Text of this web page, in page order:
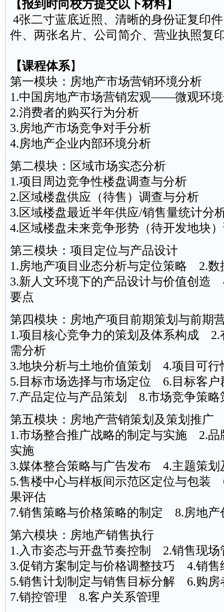
【报到时向校方提交以下材料】
4张二寸蓝底近照、清晰的身份证复印
件、两张名片、公司简介、营业执照复
【课程体系】
第一模块：房地产市场营销环境分析
1.中国房地产市场营销宏观——微观环
2.消费者的购买行为分析
3.房地产市场竞争对手分析
4.房地产企业内部环境分析
第二模块：区域市场实态分析
1.项目周边竞争性楼盘调查与分析
2.区域楼盘供应（待售）调查与分析
3.区域楼盘最近半年供应/销售量统计分
4.区域楼盘未来竞争形势（待开发地块
第三模块：项目定位与产品设计
1.房地产项目业态分析与定位策略 2.数
3.新人文环境下的产品设计与价值创造
要点
第四模块：房地产项目前期策划与前期
1.项目核心竞争力的策划及体系构成 2.
需分析
3.地块分析与土地价值策划 4.项目可行
5.目标市场选择与市场定位 6.目标客户
7.产品定位与产品策划 8.市场竞争策
第五模块：房地产营销策划及策划推广
1.市场整合推广战略的制定与实施 2.品
实施
3.媒体整合策略与广告发布 4.主题策划
5.售楼中心与样板间示范区定位与包装
果评估
7.销售策略与价格策略的制定 8.房地产
第六模块：房地产销售执行
1.入市姿态与开盘节奏控制 2.销售现场
3.促销方案制定与价格调整技巧 4.销售
5.销售计划制定与销售目标分解 6.购房
7.销控管理 8.客户关系管理